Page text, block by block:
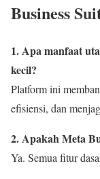
Business
1. Apa manfaat
kecil?
Platform ini
efisiensi, dan
2. Apakah Meta
Ya. Semua fitur